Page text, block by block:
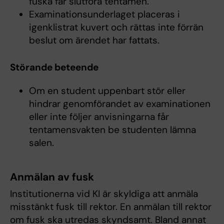
Examinationsunderlaget placeras i
igenklistrat kuvert och rättas inte förrän
beslut om ärendet har fattats.
Störande beteende
Om en student uppenbart stör eller
hindrar genomförandet av examinationen
eller inte följer anvisningarna får
tentamensvakten be studenten lämna
salen.
Anmälan av fusk
Institutionerna vid KI är skyldiga att anmäla
misstänkt fusk till rektor. En anmälan till rektor
om fusk ska utredas skyndsamt. Bland annat